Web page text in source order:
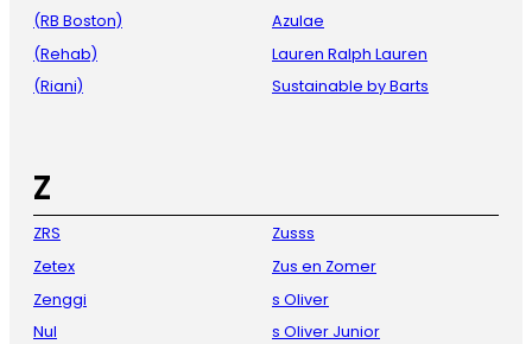
(RB Boston)
(Rehab)
(Riani)
Azulae
Lauren Ralph Lauren
Sustainable by Barts
Z
ZRS
Zetex
Zenggi
Nul
Zusss
Zus en Zomer
s Oliver
s Oliver Junior